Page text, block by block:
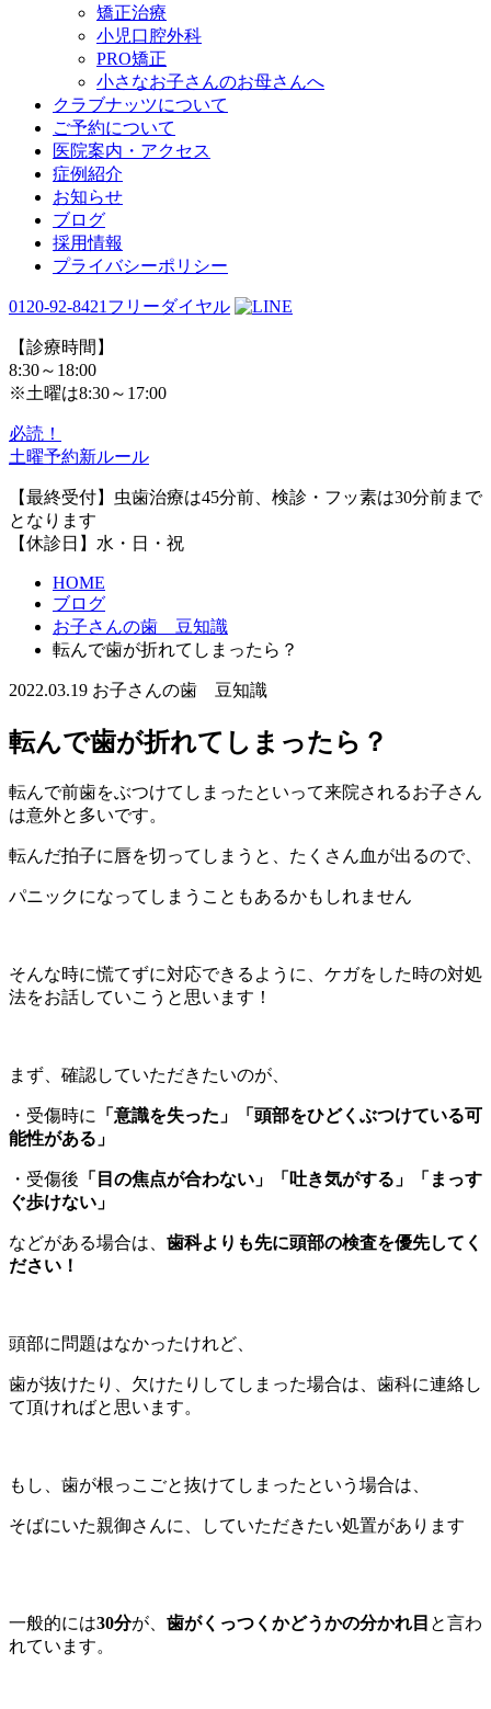
矯正治療
小児口腔外科
PRO矯正
小さなお子さんのお母さんへ
クラブナッツについて
ご予約について
医院案内・アクセス
症例紹介
お知らせ
ブログ
採用情報
プライバシーポリシー
0120-92-8421 フリーダイヤル
【診療時間】
8:30～18:00
※土曜は8:30～17:00
必読！
土曜予約新ルール
【最終受付】虫歯治療は45分前、検診・フッ素は30分前まで
となります
【休診日】水・日・祝
HOME
ブログ
お子さんの歯 豆知識
転んで歯が折れてしまったら？
2022.03.19 お子さんの歯 豆知識
転んで歯が折れてしまったら？
転んで前歯をぶつけてしまったといって来院されるお子さん
は意外と多いです。
転んだ拍子に唇を切ってしまうと、たくさん血が出るので、
パニックになってしまうこともあるかもしれません
そんな時に慌てずに対応できるように、ケガをした時の対処
法をお話していこうと思います！
まず、確認していただきたいのが、
・受傷時に
「意識を失った」「頭部をひどくぶつけている可
能性がある」
・受傷後 「目の焦点が合わない」「吐き気がする」「まっす
ぐ歩けない」
などがある場合は、 歯科よりも先に頭部の検査を優先してく
ださい！
頭部に問題はなかったけれど、
歯が抜けたり、欠けたりしてしまった場合は、歯科に連絡し
て頂ければと思います。
もし、歯が根っこごと抜けてしまったという場合は、
そばにいた親御さんに、していただきたい処置があります
一般的には30分が、 歯がくっつくかどうかの分かれ目 と言わ
れています。